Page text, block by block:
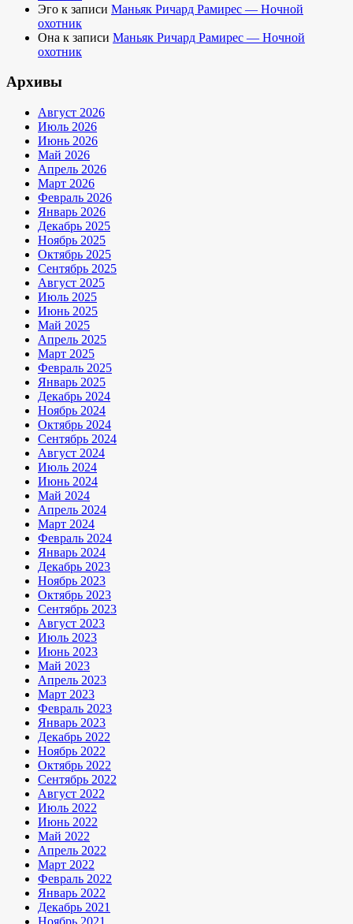
Эго к записи Маньяк Ричард Рамирес — Ночной
охотник
Она к записи Маньяк Ричард Рамирес — Ночной
охотник
Архивы
Август 2026
Июль 2026
Июнь 2026
Май 2026
Апрель 2026
Март 2026
Февраль 2026
Январь 2026
Декабрь 2025
Ноябрь 2025
Октябрь 2025
Сентябрь 2025
Август 2025
Июль 2025
Июнь 2025
Май 2025
Апрель 2025
Март 2025
Февраль 2025
Январь 2025
Декабрь 2024
Ноябрь 2024
Октябрь 2024
Сентябрь 2024
Август 2024
Июль 2024
Июнь 2024
Май 2024
Апрель 2024
Март 2024
Февраль 2024
Январь 2024
Декабрь 2023
Ноябрь 2023
Октябрь 2023
Сентябрь 2023
Август 2023
Июль 2023
Июнь 2023
Май 2023
Апрель 2023
Март 2023
Февраль 2023
Январь 2023
Декабрь 2022
Ноябрь 2022
Октябрь 2022
Сентябрь 2022
Август 2022
Июль 2022
Июнь 2022
Май 2022
Апрель 2022
Март 2022
Февраль 2022
Январь 2022
Декабрь 2021
Ноябрь 2021